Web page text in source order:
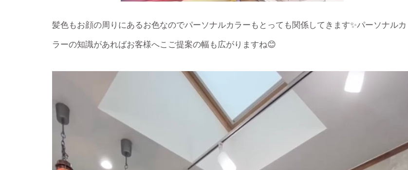
髪色もお顔の周りにあるお色なのでパーソナルカラーもとっても関係してきます✨パーソナルカ
ラーの知識があればお客様へこご提案の幅も広がりますね😊